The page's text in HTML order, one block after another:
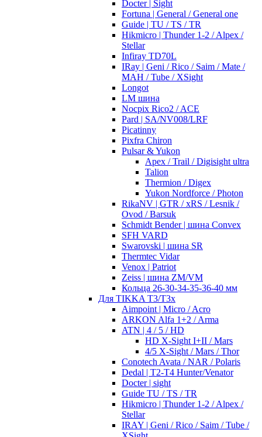
Docter | Sight
Fortuna | General / General one
Guide | TU / TS / TR
Hikmicro | Thunder 1-2 / Alpex /
Stellar
Infiray TD70L
IRay | Geni / Rico / Saim / Mate /
MAH / Tube / XSight
Longot
LM шина
Nocpix Rico2 / ACE
Pard | SA/NV008/LRF
Picatinny
Pixfra Chiron
Pulsar & Yukon
Apex / Trail / Digisight ultra
Talion
Thermion / Digex
Yukon Nordforce / Photon
RikaNV | GTR / xRS / Lesnik /
Ovod / Barsuk
Schmidt Bender | шина Convex
SFH VARD
Swarovski | шина SR
Thermtec Vidar
Venox | Patriot
Zeiss | шина ZM/VM
Кольца 26-30-34-35-36-40 мм
Для TIKKA T3/T3x
Aimpoint | Micro / Acro
ARKON Alfa 1+2 / Arma
ATN | 4 / 5 / HD
HD X-Sight I+II / Mars
4/5 X-Sight / Mars / Thor
Conotech Avata / NAR / Polaris
Dedal | T2-T4 Hunter/Venator
Docter | sight
Guide TU / TS / TR
Hikmicro | Thunder 1-2 / Alpex /
Stellar
IRAY | Geni / Rico / Saim / Tube /